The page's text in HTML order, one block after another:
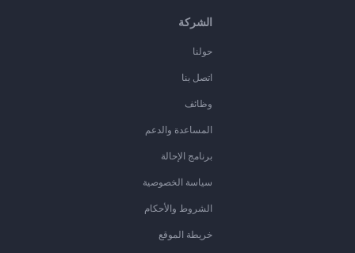
الشركة
حولنا
اتصل بنا
وظائف
المساعدة والدعم
برنامج الإحالة
سياسة الخصوصية
الشروط والأحكام
خريطة الموقع